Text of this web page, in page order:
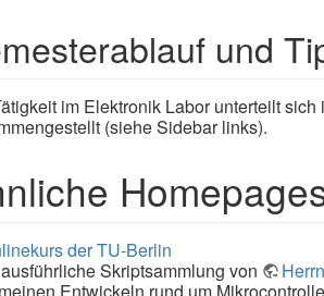
und
im Elektronik Labor unterteilt
(siehe Sidebar links).
der TU-Berlin
Skriptsammlung von
Entwickeln rund um